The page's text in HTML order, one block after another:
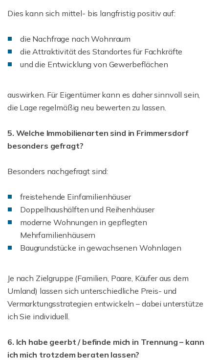
Dies kann sich mittel- bis langfristig positiv auf:
die Nachfrage nach Wohnraum
die Attraktivität des Standortes für Fachkräfte
und die Entwicklung von Gewerbeflächen
auswirken. Für Eigentümer kann es daher sinnvoll sein,
die Lage regelmäßig neu bewerten zu lassen.
5. Welche Immobilienarten sind in Frimmersdorf
besonders gefragt?
Besonders nachgefragt sind:
freistehende Einfamilienhäuser
Doppelhaushälften und Reihenhäuser
moderne Wohnungen in gepflegten
Mehrfamilienhäusern
Baugrundstücke in gewachsenen Wohnlagen
Je nach Zielgruppe (Familien, Paare, Käufer aus dem
Umland) lassen sich unterschiedliche Preis- und
Vermarktungsstrategien entwickeln – dabei unterstütze
ich Sie individuell.
6. Ich habe geerbt / befinde mich in Trennung – kann
ich mich trotzdem beraten lassen?